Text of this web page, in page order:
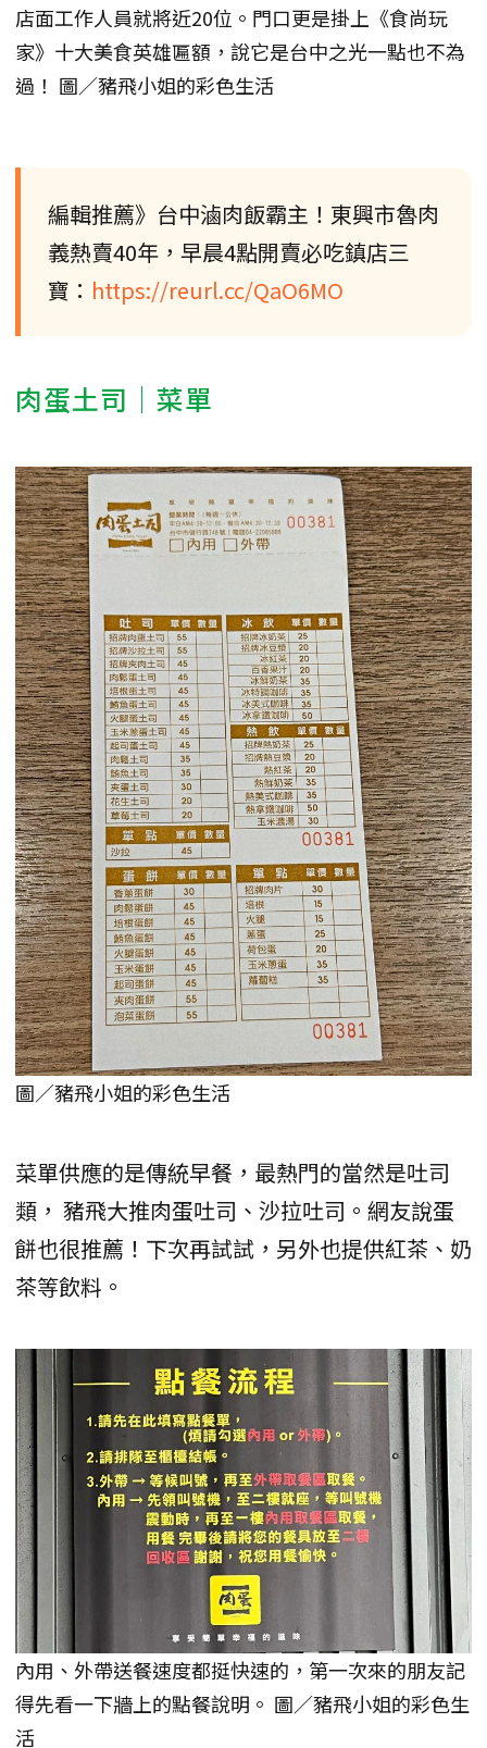
店面工作人員就將近20位。門口更是掛上《食尚玩
家》十大美食英雄匾額，說它是台中之光一點也不為
過！ 圖／豬飛小姐的彩色生活
編輯推薦》台中滷肉飯霸主！東興市魯肉
義熱賣40年，早晨4點開賣必吃鎮店三
寶： https://reurl.cc/QaO6MO
肉蛋土司｜菜單
圖／豬飛小姐的彩色生活
菜單供應的是傳統早餐，最熱門的當然是吐司
類， 豬飛大推肉蛋吐司、沙拉吐司。網友說蛋
餅也很推薦！下次再試試，另外也提供紅茶、奶
茶等飲料。
內用、外帶送餐速度都挺快速的，第一次來的朋友記
得先看一下牆上的點餐說明。 圖／豬飛小姐的彩色生
活